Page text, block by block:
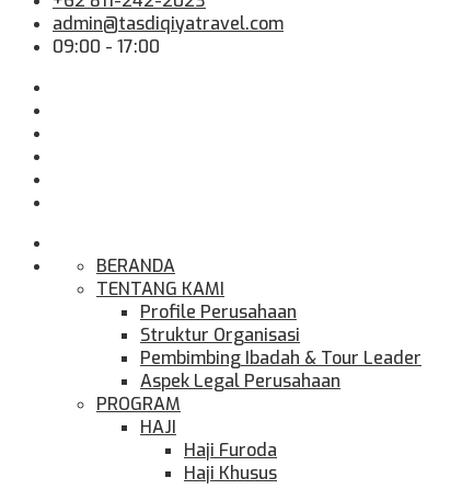
admin@tasdiqiyatravel.com
09:00 - 17:00
BERANDA
TENTANG KAMI
Profile Perusahaan
Struktur Organisasi
Pembimbing Ibadah & Tour Leader
Aspek Legal Perusahaan
PROGRAM
HAJI
Haji Furoda
Haji Khusus